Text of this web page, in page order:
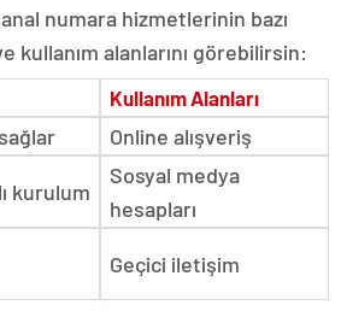
numara hizmetlerinin bazı
kullanım alanlarını görebilirsin:
Kullanım Alanları
Online alışveriş
kurulum
Sosyal medya
hesapları
Geçici iletişim